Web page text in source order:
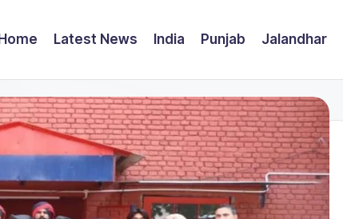
Latest News India Punjab Jalandhar